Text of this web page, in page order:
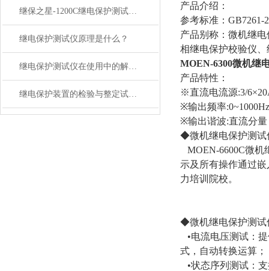
继保之星-1200C继电保护测试仪特点
继电保护测试仪原理是什么？
继电保护测试仪在使用中的解析在使用中的解析
继电保护装置的检验与整定试验操作规范
产品介绍：
参考标准：GB7261-
产品别称：微机继
相继电保护校验仪
MOEN-6300微机继
产品特性：
※直流电流源:3/
※输出频率
※输出谐波:直流分量
◆微机继电保护测试
MOEN-6600C微机
示及所有操作通过
力培训院校。
◆微机继电保护测试
•电流电压测试：
式，自动转换运算；
•状态序列测试：